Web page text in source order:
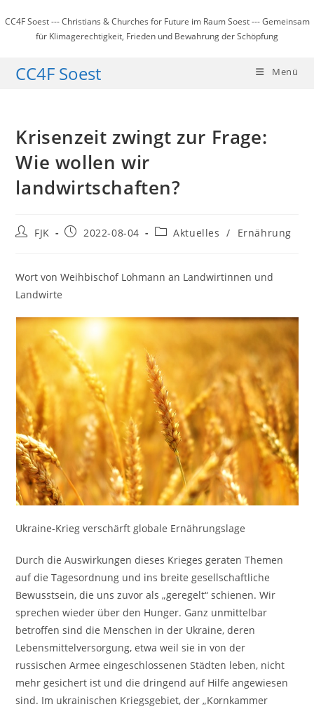
Inhalt
springen
CC4F Soest --- Christians & Churches for Future im Raum Soest --- Gemeinsam
für Klimagerechtigkeit, Frieden und Bewahrung der Schöpfung
CC4F Soest Menü
Krisenzeit zwingt zur Frage:
Wie wollen wir
landwirtschaften?
Beitrags-
FJK
Beitrag2022-08-04
Beitrags-
Aktuelles / Ernährung
Wort von Weihbischof Lohmann an Landwirtinnen und
Landwirte
Ukraine-Krieg verschärft globale Ernährungslage
Durch die Auswirkungen dieses Krieges geraten Themen
auf die Tagesordnung und ins breite gesellschaftliche
Bewusstsein, die uns zuvor als „geregelt“ schienen. Wir
sprechen wieder über den Hunger. Ganz unmittelbar
betroffen sind die Menschen in der Ukraine, deren
Lebensmittelversorgung, etwa weil sie in von der
russischen Armee eingeschlossenen Städten leben, nicht
mehr gesichert ist und die dringend auf Hilfe angewiesen
sind. Im ukrainischen Kriegsgebiet, der „Kornkammer